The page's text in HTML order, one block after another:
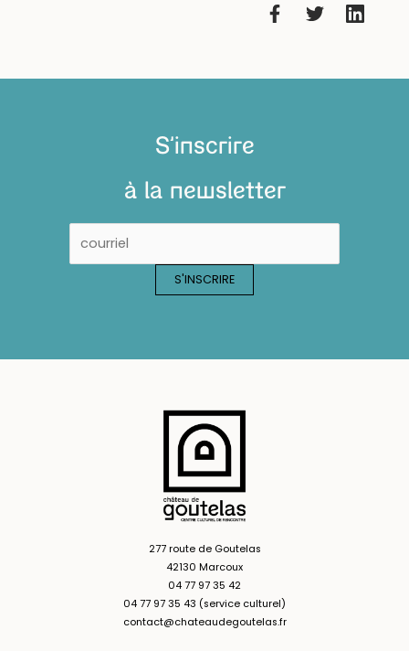
S'inscrire
à la newsletter
277 route de Goutelas
42130 Marcoux
04 77 97 35 42
04 77 97 35 43 (service culturel)
contact@chateaudegoutelas.fr